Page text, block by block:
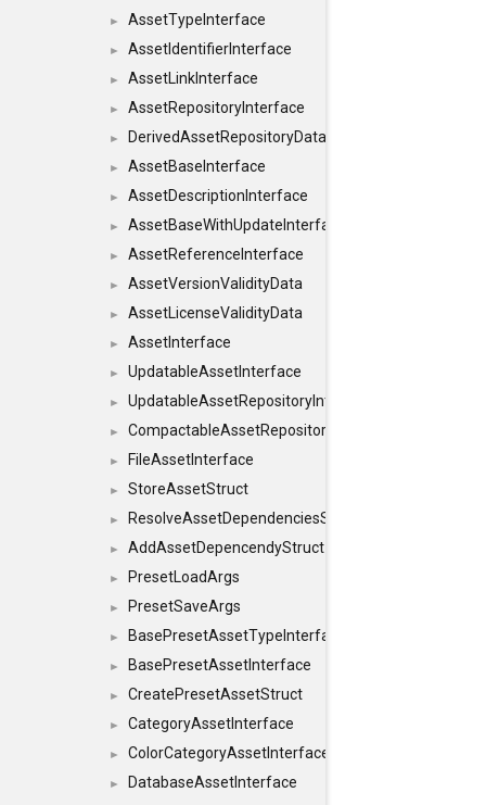
► AssetTypeInterface
► AssetIdentifierInterface
► AssetLinkInterface
► AssetRepositoryInterface
► DerivedAssetRepositoryDataInterface
► AssetBaseInterface
► AssetDescriptionInterface
► AssetBaseWithUpdateInterface
► AssetReferenceInterface
► AssetVersionValidityData
► AssetLicenseValidityData
► AssetInterface
► UpdatableAssetInterface
► UpdatableAssetRepositoryInterface
► CompactableAssetRepositoryInterface
► FileAssetInterface
► StoreAssetStruct
► ResolveAssetDependenciesStruct
► AddAssetDepencendyStruct
► PresetLoadArgs
► PresetSaveArgs
► BasePresetAssetTypeInterface
► BasePresetAssetInterface
► CreatePresetAssetStruct
► CategoryAssetInterface
► ColorCategoryAssetInterface
►
DatabaseAssetInterface